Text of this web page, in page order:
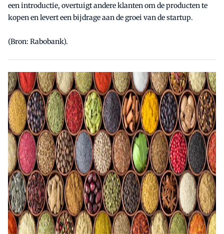
een introductie, overtuigt andere klanten om de producten te
kopen en levert een bijdrage aan de groei van de startup.
(Bron: Rabobank).